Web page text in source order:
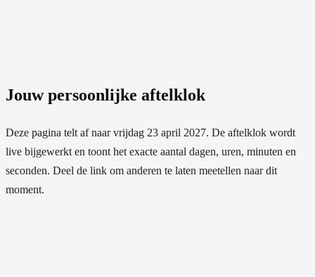
Jouw persoonlijke aftelklok
Deze pagina telt af naarvrijdag 23 april 2027. De aftelklok wordt
live bijgewerkt en toont het exacte aantal dagen, uren, minuten en
seconden. Deel de link om anderen te laten meetellen naar dit
moment.